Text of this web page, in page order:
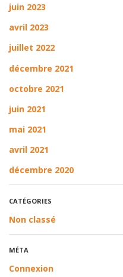
juin 2023
avril 2023
juillet 2022
décembre 2021
octobre 2021
juin 2021
mai 2021
avril 2021
décembre 2020
CATÉGORIES
Non classé
MÉTA
Connexion